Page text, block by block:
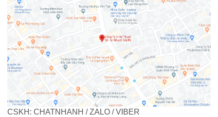
CSKH: CHATNHANH / ZALO / VIBER